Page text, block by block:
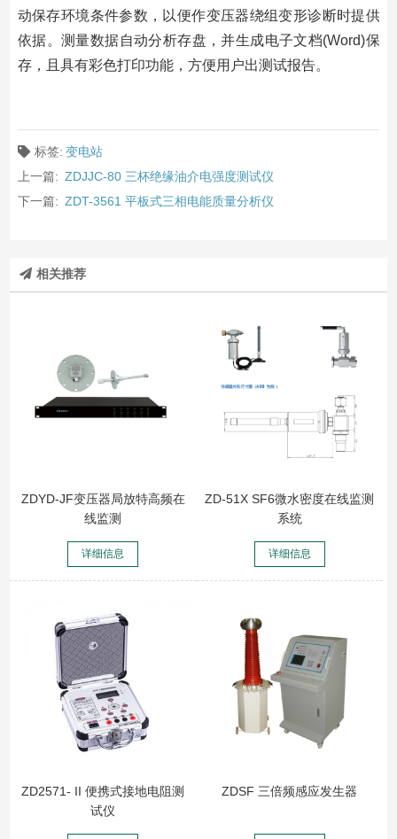
动保存环境条件参数，以便作变压器绕组变形诊断时提供
依据。测量数据自动分析存盘，并生成电子文档(Word)保
存，且具有彩色打印功能，方便用户出测试报告。
标签: 变电站
上一篇: ZDJJC-80 三杯绝缘油介电强度测试仪
下一篇: ZDT-3561 平板式三相电能质量分析仪
相关推荐
ZDYD-JF变压器局放特高频在
线监测
详细信息
ZD-51X SF6微水密度在线监测
系统
详细信息
ZD2571- II 便携式接地电阻测
试仪
ZDSF 三倍频感应发生器